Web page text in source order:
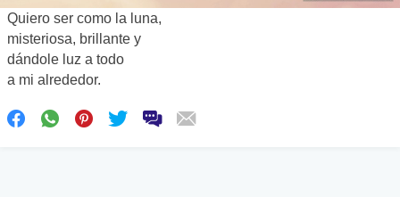
Quiero ser como la luna,
misteriosa, brillante y
dándole luz a todo
a mi alrededor.